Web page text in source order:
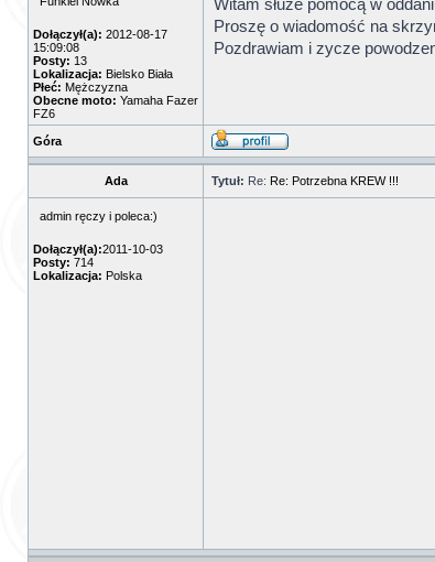
Dołączył(a): 2012-08-17
15:09:08
Posty: 13
Lokalizacja: Bielsko Biała
Płeć: Mężczyzna
Obecne moto: Yamaha Fazer
FZ6
Witam służe pomocą w
Proszę o wiadomość na
Pozdrawiam i zycze
Góra
Ada Tytuł: Re: Re: Potrzebna KREW !!!
admin ręczy i poleca:)
Dołączył(a):2011-10-03
Posty: 714
Lokalizacja: Polska